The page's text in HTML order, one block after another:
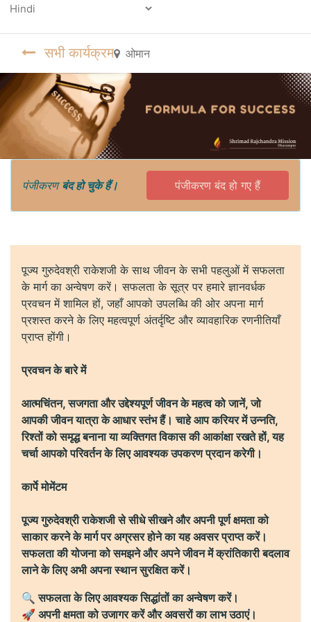
सभी कार्यक्रम ओमान
पंजीकरणबंद हो चुके हैं। पंजीकरण बंद हो गए हैं
पूज्य गुरुदेवश्री राकेशजी के साथ जीवन के सभी पहलुओं में सफलता
के मार्ग का अन्वेषण करें। सफलता के सूत्र पर हमारे ज्ञानवर्धक
प्रवचन में शामिल हों, जहाँ आपको उपलब्धि की ओर अपना मार्ग
प्रशस्त करने के लिए महत्वपूर्ण अंतर्दृष्टि और व्यावहारिक रणनीतियाँ
प्राप्त होंगी।
प्रवचन के बारे में
आत्मचिंतन, सजगता और उद्देश्यपूर्ण जीवन के महत्व को जानें, जो
आपकी जीवन यात्रा के आधार स्तंभ हैं। चाहे आप करियर में उन्नति,
रिश्तों को समृद्ध बनाना या व्यक्तिगत विकास की आकांक्षा रखते हों, यह
चर्चा आपको परिवर्तन के लिए आवश्यक उपकरण प्रदान करेगी।
कार्पे मोमेंटम
पूज्य गुरुदेवश्री राकेशजी से सीधे सीखने और अपनी पूर्ण क्षमता को
साकार करने के मार्ग पर अग्रसर होने का यह अवसर प्राप्त करें।
सफलता की योजना को समझने और अपने जीवन में क्रांतिकारी बदलाव
लाने के लिए अभी अपना स्थान सुरक्षित करें।
🔍 सफलता के लिए आवश्यक सिद्धांतों का अन्वेषण करें।
🚀 अपनी क्षमता को उजागर करें और अवसरों का लाभ उठाएं।